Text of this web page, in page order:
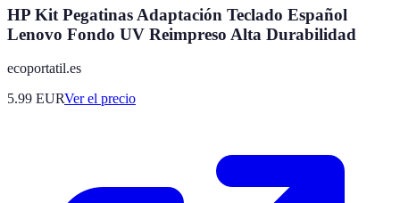
HP Kit Pegatinas Adaptación Teclado Español
Lenovo Fondo UV Reimpreso Alta Durabilidad
ecoportatil.es
5.99 EURVer el precio